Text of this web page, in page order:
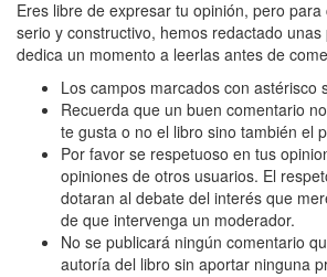
La
'Una
novela
de
las
Adepta
Sororitas'
Eres libre de expresar tu opinión, pero
serio y constructivo, hemos redactado
dedica un momento a leerlas antes de
Los campos marcados con astérisco
Recuerda que un buen comentario
te gusta o no el libro sino también el
Por favor se respetuoso en tus
opiniones de otros usuarios. El
dotaran al debate del interés que
de que intervenga un moderador.
No se publicará ningún comentario
autoría del libro sin aportar ninguna